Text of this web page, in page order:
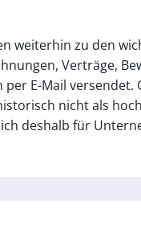
weiterhin zu den
Verträge,
per E-Mail
nicht als
deshalb für